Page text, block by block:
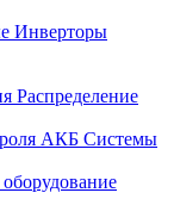
Инверторы
Распределение
Системы